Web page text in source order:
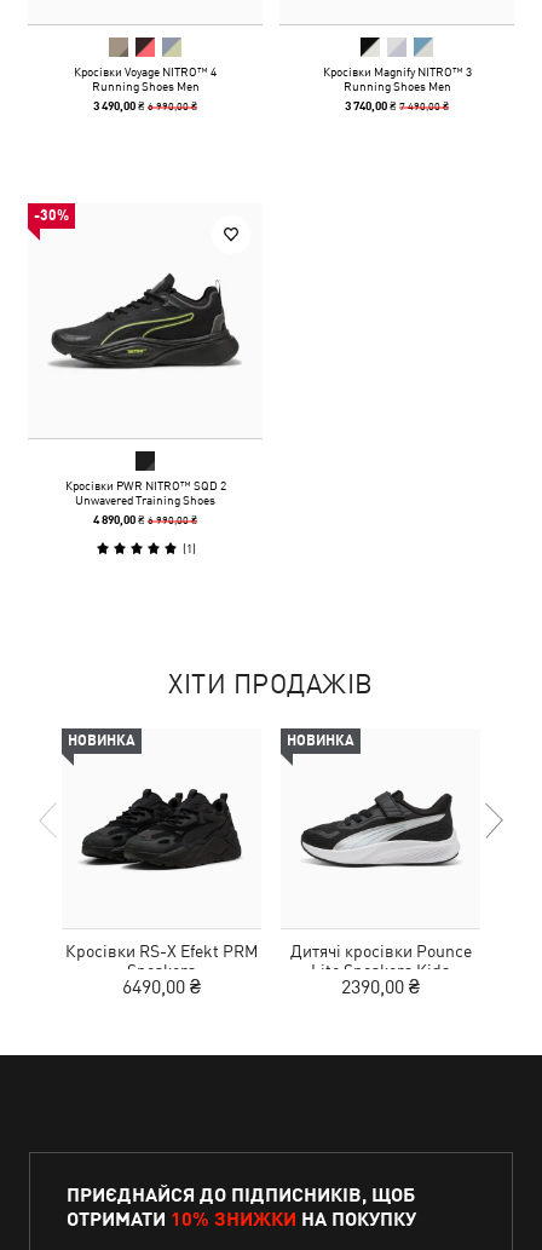
Кросівки Voyage NITRO™ 4
Running Shoes Men
3 490,00 ₴6 990,00 ₴
Кросівки Magnify NITRO™ 3
Running Shoes Men
3 740,00 ₴7 490,00 ₴
-30%
Кросівки PWR NITRO™ SQD 2
Unwavered Training Shoes
4 890,00 ₴6 990,00 ₴
(1)
ХІТИ ПРОДАЖІВ
НОВИНКА
Кросівки RS-X Efekt PRM
Sneakers
6490,00 ₴
НОВИНКА
Дитячі кросівки Pounce
Lite Sneakers Kids
2390,00 ₴
ПРИЄДНАЙСЯ ДО ПІДПИСНИКІВ, ЩОБ
ОТРИМАТИ 10% ЗНИЖКИ НА ПОКУПКУ